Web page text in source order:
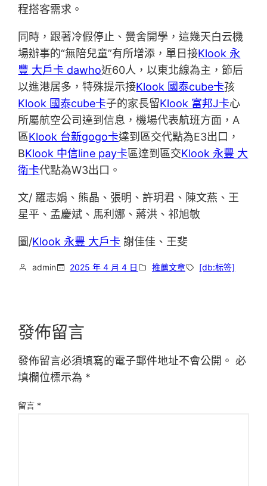
程搭客需求。
同時，跟著冷假停止、黌舍開學，這幾天白云機
場辦事的“無陪兒童”有所增添，單日接Klook 永
豐 大戶卡 dawho近60人，以東北線為主，節后
以進港居多，特殊提示接Klook 國泰cube卡孩
Klook 國泰cube卡子的家長留Klook 富邦J卡心
所屬航空公司達到信息，機場代表航班方面，A
區Klook 台新gogo卡達到區交代點為E3出口，
BKlook 中信line pay卡區達到區交Klook 永豐 大
衛卡代點為W3出口。
文/ 羅志娟、熊晶、張明、許玥君、陳文燕、王
星平、孟慶斌、馬利娜、蔣洪、祁旭敏
圖/Klook 永豐 大戶卡 謝佳佳、王斐
admin 2025 年 4 月 4 日 推薦文章 [db:标签]
發佈留言
發佈留言必須填寫的電子郵件地址不會公開。 必
填欄位標示為 *
留言 *